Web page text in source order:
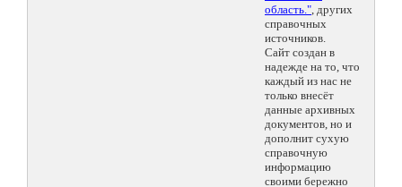
область.", других
справочных
источников.
Сайт создан в
надежде на то, что
каждый из нас не
только внесёт
данные архивных
документов, но и
дополнит сухую
справочную
информацию
своими бережно